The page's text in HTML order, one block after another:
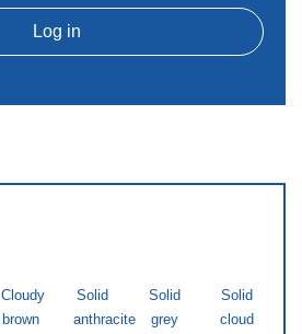
Log in
Cloudy
brown
Solid
anthracite
Solid
grey
Solid
cloud